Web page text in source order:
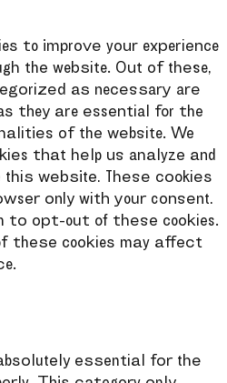
to improve your experience
the website. Out of these,
as necessary are
they are essential for the
of the website. We
that help us analyze and
this website. These cookies
only with your consent.
to opt-out of these cookies.
these cookies may affect
essential for the